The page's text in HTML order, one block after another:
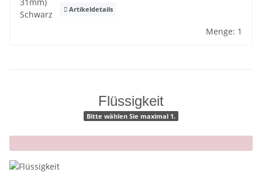
Artikeldetails
Menge: 1
Flüssigkeit
Bitte wählen Sie maximal 1.
x